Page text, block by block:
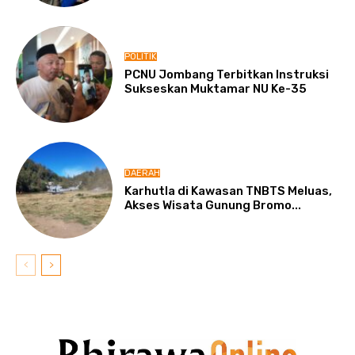
POLITIK
PCNU Jombang Terbitkan Instruksi
Sukseskan Muktamar NU Ke-35
DAERAH
Karhutla di Kawasan TNBTS Meluas,
Akses Wisata Gunung Bromo...